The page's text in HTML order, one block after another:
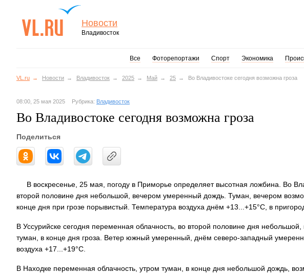
Новости
Владивосток
Все Фоторепортажи Спорт Экономика
VL.ru Новости Владивосток 2025 Май 25 Во Владивостоке сегодня возможна гроза
08:00, 25 мая 2025 Рубрика: Владивосток
Во Владивостоке сегодня возможна гроза
Поделиться
В воскресенье, 25 мая, погоду в Приморье определяет высотная ложбина. Во
второй половине дня небольшой, вечером умеренный дождь. Туман, вечером
конце дня при грозе порывистый. Температура воздуха днём +13...+15°C, в
В Уссурийске сегодня переменная облачность, во второй половине дня
туман, в конце дня гроза. Ветер южный умеренный, днём северо-западный
воздуха +17...+19°C.
В Находке переменная облачность, утром туман, в конце дня небольшой дождь,